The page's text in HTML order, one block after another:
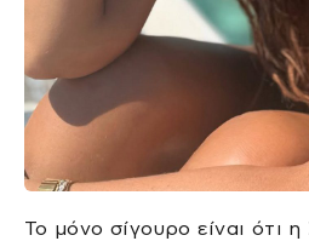
Το μόνο σίγουρο είναι ότι